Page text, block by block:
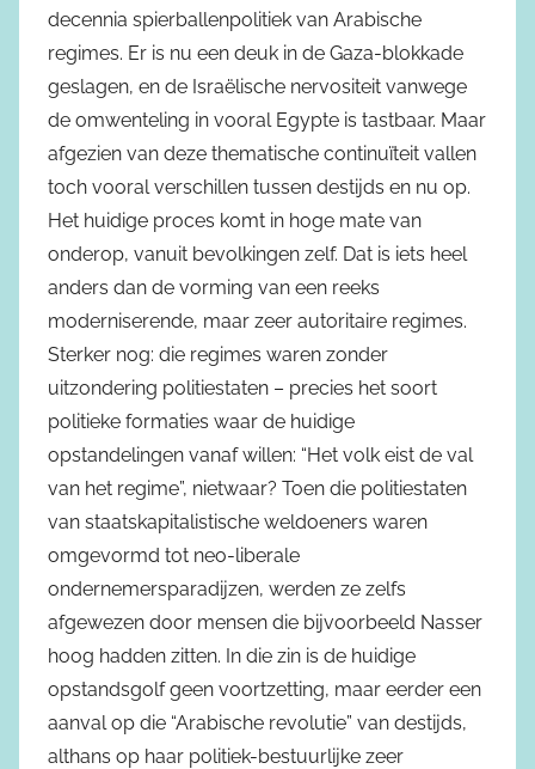
decennia spierballenpolitiek van Arabische
regimes. Er is nu een deuk in de Gaza-blokkade
geslagen, en de Israëlische nervositeit vanwege
de omwenteling in vooral Egypte is tastbaar. Maar
afgezien van deze thematische continuïteit vallen
toch vooral verschillen tussen destijds en nu op.
Het huidige proces komt in hoge mate van
onderop, vanuit bevolkingen zelf. Dat is iets heel
anders dan de vorming van een reeks
moderniserende, maar zeer autoritaire regimes.
Sterker nog: die regimes waren zonder
uitzondering politiestaten – precies het soort
politieke formaties waar de huidige
opstandelingen vanaf willen: “Het volk eist de val
van het regime”, nietwaar? Toen die politiestaten
van staatskapitalistische weldoeners waren
omgevormd tot neo-liberale
ondernemersparadijzen, werden ze zelfs
afgewezen door mensen die bijvoorbeeld Nasser
hoog hadden zitten. In die zin is de huidige
opstandsgolf geen voortzetting, maar eerder een
aanval op die “Arabische revolutie” van destijds,
althans op haar politiek-bestuurlijke zeer